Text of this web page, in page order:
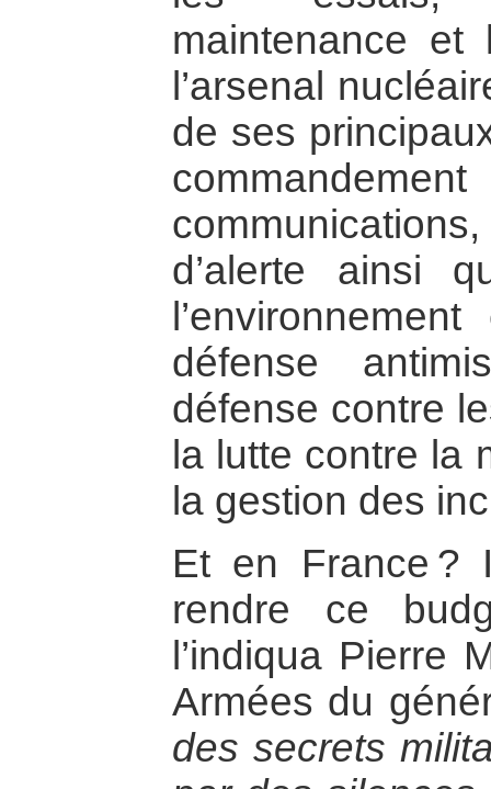
maintenance
l’arsenal
de ses
d’alerte ainsi
défense
défense contre
la lutte contre la
la gestion des
Et en France ?
rendre ce
l’indiqua Pierre
Armées du
des secrets